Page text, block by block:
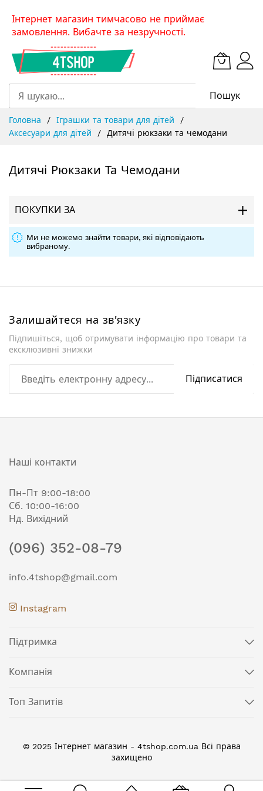
SkipІнтернет магазин тимчасово не приймає
замовлення. Вибачте за незручності.
Пошук
Головна
Іграшки та товари для дітей
Аксесуари для дітей
Дитячі рюкзаки та чемодани
Дитячі Рюкзаки Та Чемодани
ПОКУПКИ ЗА
Ми не можемо знайти товари, які відповідають
вибраному.
Залишайтеся на зв'язку
Підпишіться, щоб отримувати інформацію про товари та
ексклюзивні знижки
Підписатися
Наші контакти
Пн-Пт 9:00-18:00
Сб. 10:00-16:00
Нд. Вихідний
(096) 352-08-79
info.4tshop@gmail.com
Instagram
Підтримка
Компанія
Топ Запитів
© 2025 Інтернет магазин - 4tshop.com.ua Всі права
захищено